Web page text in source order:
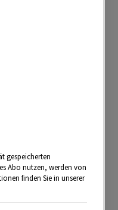
Heimat
gespeicherten
Abo nutzen, werden von
finden Sie in unserer